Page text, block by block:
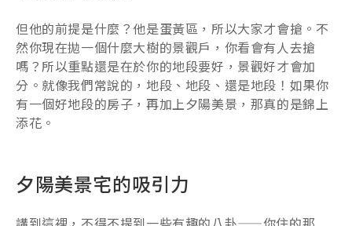
但他的前提是什麼？他是蛋黃區，所以大家才會搶。不
然你現在拋一個什麼大樹的景觀戶，你看會有人去搶
嗎？所以重點還是在於你的地段要好，景觀好才會加
分。就像我們常說的，地段、地段、還是地段！如果你
有一個好地段的房子，再加上夕陽美景，那真的是錦上
添花。
夕陽美景宅的吸引力